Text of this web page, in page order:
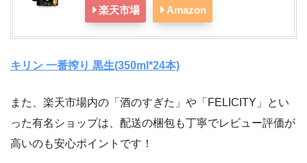
楽天市場 Amazon
キリン 一番搾り 黒生(350ml*24本)
また、楽天市場内の「酒のすぎた」や「FELICITY」とい
った有名ショップは、配送の梱包も丁寧でレビュー評価が
高いのも安心ポイントです！